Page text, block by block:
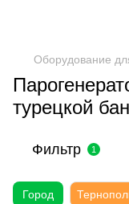
Оборудование
турецкой
Фильтр 1
Город